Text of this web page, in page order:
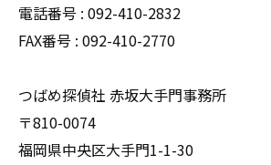
電話番号 : 092-410-2832
FAX番号 : 092-410-2770
つばめ探偵社 赤坂大手門事務所
〒810-0074
福岡県中央区大手門1-1-30